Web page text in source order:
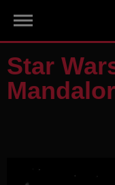
Star